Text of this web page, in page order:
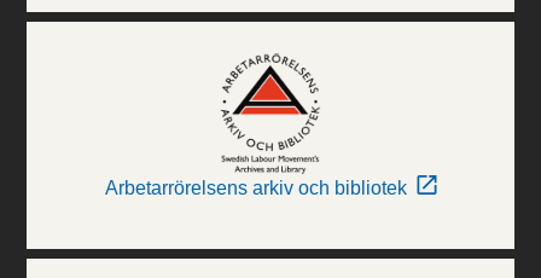
Arbetarrörelsens arkiv och bibliotek